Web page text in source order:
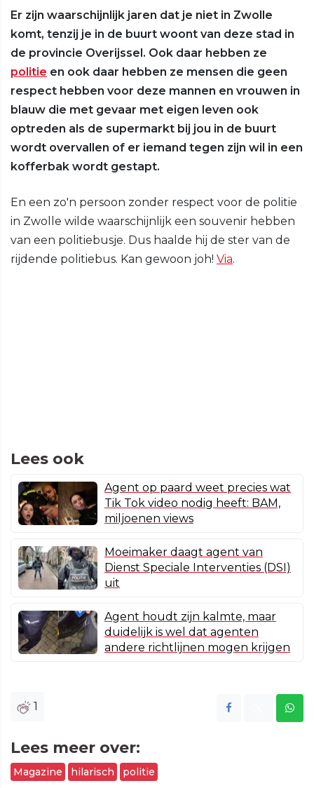
Er zijn waarschijnlijk jaren dat je niet in Zwolle
komt, tenzij je in de buurt woont van deze stad in
de provincie Overijssel. Ook daar hebben ze
politie en ook daar hebben ze mensen die geen
respect hebben voor deze mannen en vrouwen in
blauw die met gevaar met eigen leven ook
optreden als de supermarkt bij jou in de buurt
wordt overvallen of er iemand tegen zijn wil in een
kofferbak wordt gestapt.
En een zo'n persoon zonder respect voor de politie
in Zwolle wilde waarschijnlijk een souvenir hebben
van een politiebusje. Dus haalde hij de ster van de
rijdende politiebus. Kan gewoon joh! Via.
Lees ook
Agent op paard weet precies wat
Tik Tok video nodig heeft: BAM,
miljoenen views
Moeimaker daagt agent van
Dienst Speciale Interventies (DSI)
uit
Agent houdt zijn kalmte, maar
duidelijk is wel dat agenten
andere richtlijnen mogen krijgen
1
Lees meer over:
Magazine hilarisch politie